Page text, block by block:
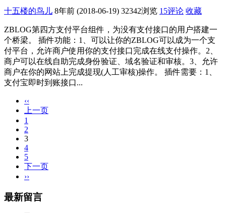
十五楼的鸟儿 8年前 (2018-06-19) 32342浏览 15评论 收藏
ZBLOG第四方支付平台组件，为没有支付接口的用户搭建一
个桥梁。 插件功能：1、可以让你的ZBLOG可以成为一个支
付平台，允许商户使用你的支付接口完成在线支付操作。2、
商户可以在线自助完成身份验证、域名验证和审核。3、允许
商户在你的网站上完成提现(人工审核)操作。 插件需要：1、
支付宝即时到账接口...
‹‹
上一页
1
2
3
4
5
下一页
››
最新留言